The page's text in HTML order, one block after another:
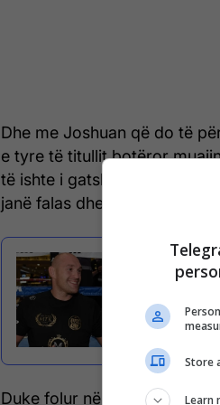
Dhe me Joshuan që do të
e tyre të titullit botëror
të ishte i gatshëm të
janë falas dhe nëse meçi
Duke folur në pjesën e
Store
Learn